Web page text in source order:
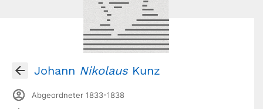
Johann NikolausKunz
Abgeordneter 1833-1838